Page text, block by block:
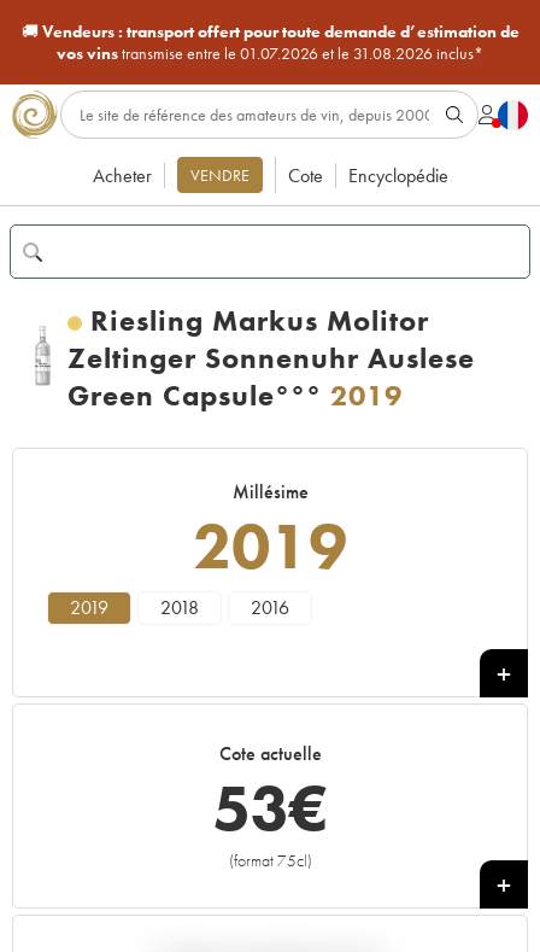
🚚Vendeurs : transport offert pour toute demande d’estimation de
vos vinstransmise entre le 01.07.2026 et le 31.08.2026 inclus*
Acheter VENDRE Cote Encyclopédie
Riesling Markus Molitor
Zeltinger Sonnenuhr Auslese
Green Capsule°°° 2019
Millésime
2019
2019 2018 2016
Cote actuelle
53€
(format 75cl)
+